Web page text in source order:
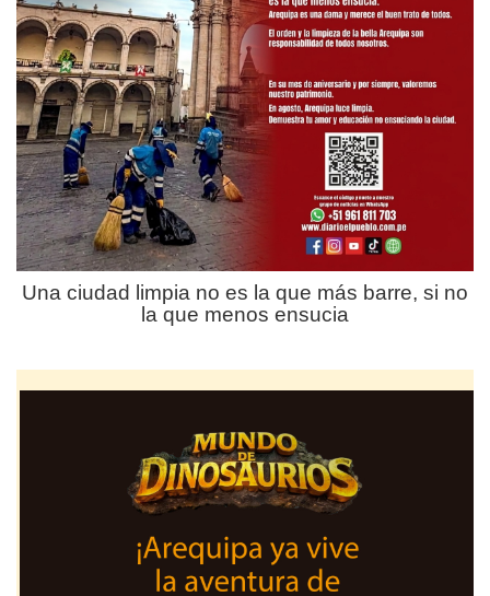
Una ciudad limpia no es la que más barre, si no
la que menos ensucia